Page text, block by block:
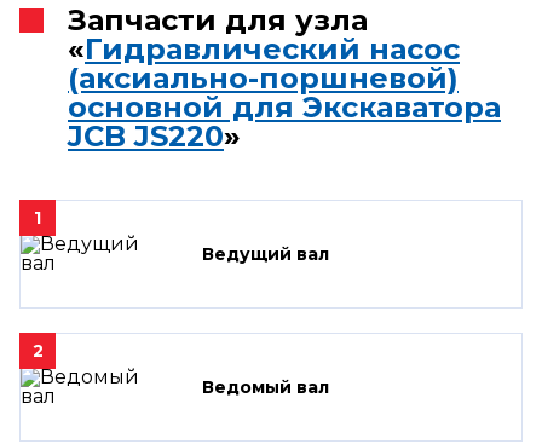
Запчасти для узла
«Гидравлический насос
(аксиально-поршневой)
основной для Экскаватора
JCB JS220»
1
Ведущий вал
2
Ведомый вал